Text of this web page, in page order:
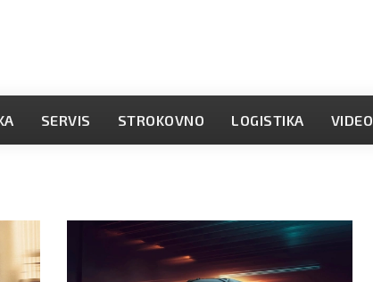
SERVIS STROKOVNO LOGISTIKA VIDEO